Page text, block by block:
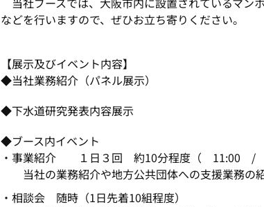
などを行いますので、ぜひお立ち寄りください。
【展示及びイベント内容】
◆当社業務紹介（パネル展示）
◆下水道研究発表内容展示
◆ブース内イベント
・事業紹介 １日３回 約10分程度（ 11:00
当社の業務紹介や地方公共団体への支援業務の紹
・相談会 随時（1日先着10組程度）